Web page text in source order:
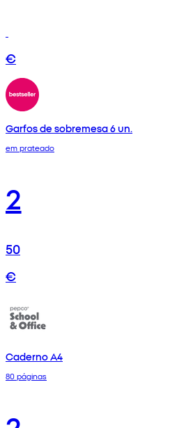
€
Garfos de sobremesa 6 un.
em prateado
2
50
€
Caderno A4
80 páginas